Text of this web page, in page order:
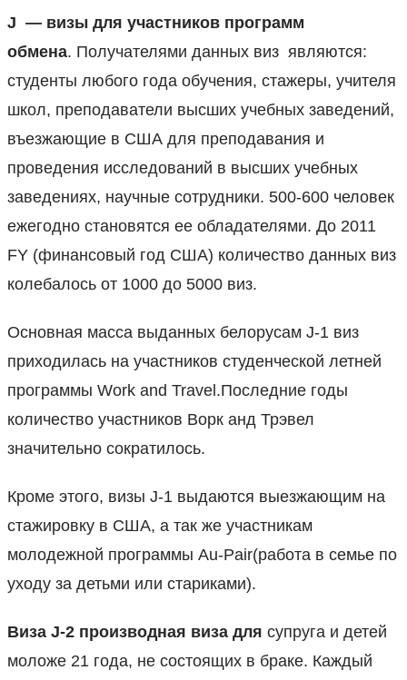
J — визы для участников программ
обмена. Получателями данных виз являются:
студенты любого года обучения, стажеры, учителя
школ, преподаватели высших учебных заведений,
въезжающие в США для преподавания и
проведения исследований в высших учебных
заведениях, научные сотрудники. 500-600 человек
ежегодно становятся ее обладателями. До 2011
FY (финансовый год США) количество данных виз
колебалось от 1000 до 5000 виз.
Основная масса выданных белорусам J-1 виз
приходилась на участников студенческой летней
программы Work and Travel.Последние годы
количество участников Ворк анд Трэвел
значительно сократилось.
Кроме этого, визы J-1 выдаются выезжающим на
стажировку в США, а так же участникам
молодежной программы Au-Pair(работа в семье по
уходу за детьми или стариками).
Виза J-2 производная виза для супруга и детей
моложе 21 года, не состоящих в браке. Каждый